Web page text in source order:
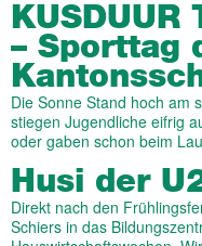
– Sporttag
Die Sonne Stand hoch am
stiegen Jugendliche eifrig
oder gaben schon beim
Husi der
Direkt nach den
Schiers in das